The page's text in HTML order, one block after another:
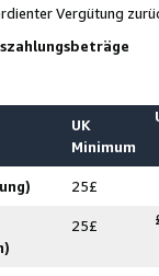
Vergütung
UK
Minimum
25£
25£